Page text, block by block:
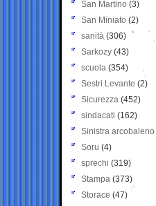
San Martino (3)
San Miniato (2)
sanità (306)
Sarkozy (43)
scuola (354)
Sestri Levante (2)
Sicurezza (452)
sindacati (162)
Sinistra arcobaleno
Soru (4)
sprechi (319)
Stampa (373)
Storace (47)